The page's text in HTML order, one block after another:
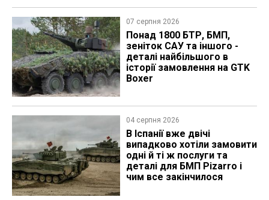
07 серпня 2026
Понад 1800 БТР, БМП,
зеніток САУ та іншого -
деталі найбільшого в
історії замовлення на GTK
Boxer
04 серпня 2026
В Іспанії вже двічі
випадково хотіли замовити
одні й ті ж послуги та
деталі для БМП Pizarro і
чим все закінчилося